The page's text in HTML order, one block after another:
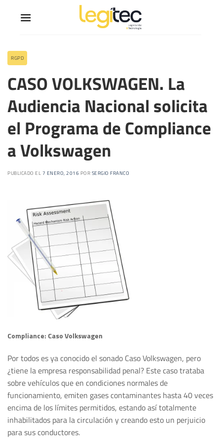
RGPD
CASO VOLKSWAGEN. La
Audiencia Nacional solicita
el Programa de Compliance
a Volkswagen
PUBLICADO EL 7 ENERO, 2016 POR SERGIO FRANCO
Compliance: Caso Volkswagen
Por todos es ya conocido el sonado Caso Volkswagen, pero
¿tiene la empresa responsabilidad penal? Este caso trataba
sobre vehículos que en condiciones normales de
funcionamiento, emiten gases contaminantes hasta 40 veces
encima de los límites permitidos, estando así totalmente
inhabilitados para la circulación y creando esto un perjuicio
para sus conductores.